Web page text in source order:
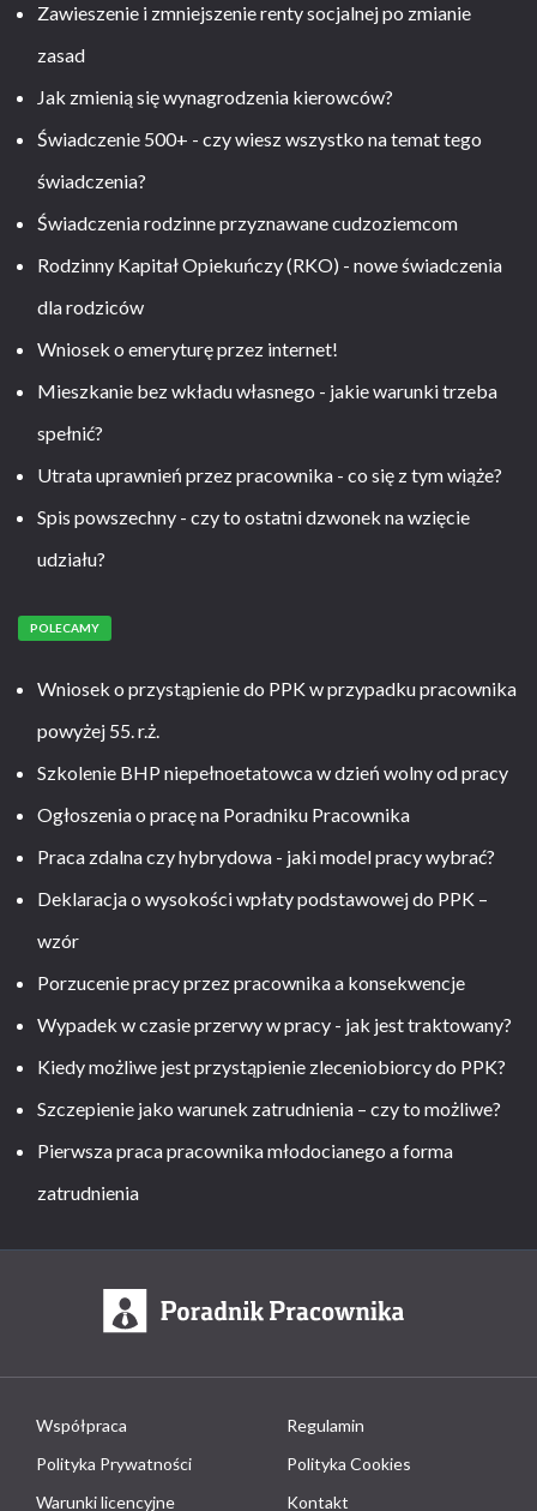
Zawieszenie i zmniejszenie renty socjalnej po zmianie
zasad
Jak zmienią się wynagrodzenia kierowców?
Świadczenie 500+ - czy wiesz wszystko na temat tego
świadczenia?
Świadczenia rodzinne przyznawane cudzoziemcom
Rodzinny Kapitał Opiekuńczy (RKO) - nowe świadczenia
dla rodziców
Wniosek o emeryturę przez internet!
Mieszkanie bez wkładu własnego - jakie warunki trzeba
spełnić?
Utrata uprawnień przez pracownika - co się z tym wiąże?
Spis powszechny - czy to ostatni dzwonek na wzięcie
udziału?
POLECAMY
Wniosek o przystąpienie do PPK w przypadku pracownika
powyżej 55. r.ż.
Szkolenie BHP niepełnoetatowca w dzień wolny od pracy
Ogłoszenia o pracę na Poradniku Pracownika
Praca zdalna czy hybrydowa - jaki model pracy wybrać?
Deklaracja o wysokości wpłaty podstawowej do PPK –
wzór
Porzucenie pracy przez pracownika a konsekwencje
Wypadek w czasie przerwy w pracy - jak jest traktowany?
Kiedy możliwe jest przystąpienie zleceniobiorcy do PPK?
Szczepienie jako warunek zatrudnienia – czy to możliwe?
Pierwsza praca pracownika młodocianego a forma
zatrudnienia
Współpraca
Regulamin
Polityka Prywatności
Polityka Cookies
Warunki licencyjne
Kontakt